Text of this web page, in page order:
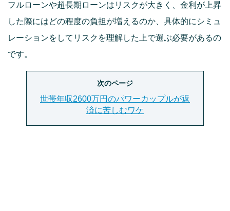
フルローンや超長期ローンはリスクが大きく、金利が上昇
した際にはどの程度の負担が増えるのか、具体的にシミュ
レーションをしてリスクを理解した上で選ぶ必要があるの
です。
次のページ
世帯年収2600万円のパワーカップルが返
済に苦しむワケ